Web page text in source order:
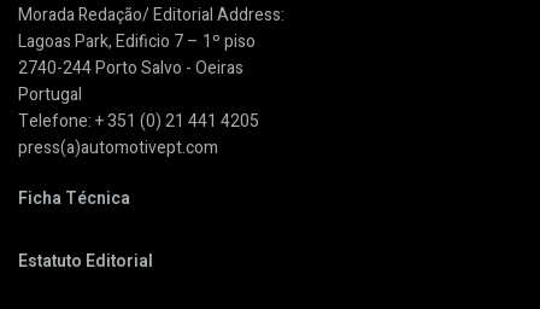
Morada Redação/ Editorial Address:
Lagoas Park, Edificio 7 – 1º piso
2740-244 Porto Salvo - Oeiras
Portugal
Telefone: + 351 (0) 21 441 4205
press(a)automotivept.com
Ficha Técnica
Estatuto Editorial